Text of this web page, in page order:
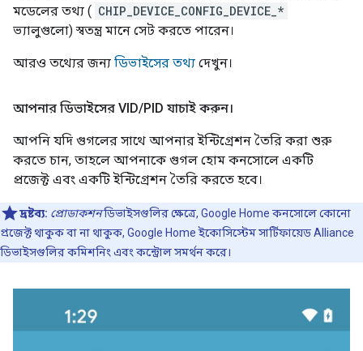
মডেলের তথ্য ( CHIP_DEVICE_CONFIG_DEVICE_*
ভ্যালুগুলো) স্বতন্ত্র মানে সেট করতে পারেন।
আরও তথ্যের জন্য ডিভাইসের তথ্য দেখুন।
আপনার ডিভাইসের VID/PID যাচাই করুন।
আপনি যদি গুগলের সাথে আপনার ইন্টিগ্রেশন তৈরি করা শুরু
করতে চান, তাহলে আপনাকে গুগল হোম কনসোলে একটি
প্রজেক্ট এবং একটি ইন্টিগ্রেশন তৈরি করতে হবে।
দ্রষ্টব্য: প্রোডাকশনডিভাইসগুলির ক্ষেত্রে, Google Home কনসোলে কোনো
প্রজেক্ট থাকুক বা না থাকুক, Google Home ইকোসিস্টেম সার্টিফায়েডAlliance
ডিভাইসগুলির কমিশনিং এবং কন্ট্রোল সমর্থন করে।